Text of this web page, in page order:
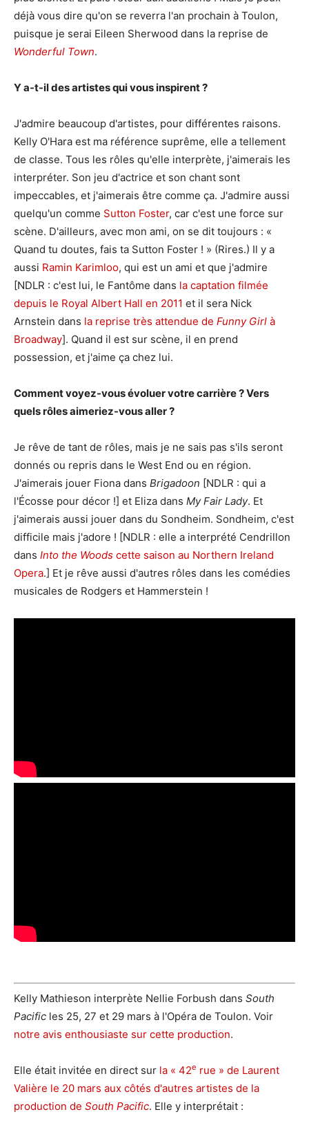
déjà vous dire qu'on se reverra l'an prochain à Toulon,
puisque je serai Eileen Sherwood dans la reprise de
Wonderful Town.
Y a-t-il des artistes qui vous inspirent ?
J'admire beaucoup d'artistes, pour différentes raisons.
Kelly O'Hara est ma référence suprême, elle a tellement
de classe. Tous les rôles qu'elle interprète, j'aimerais les
interpréter. Son jeu d'actrice et son chant sont
impeccables, et j'aimerais être comme ça. J'admire aussi
quelqu'un comme Sutton Foster, car c'est une force sur
scène. D'ailleurs, avec mon ami, on se dit toujours : «
Quand tu doutes, fais ta Sutton Foster ! » (Rires.) Il y a
aussi Ramin Karimloo, qui est un ami et que j'admire
[NDLR : c'est lui, le Fantôme dans la captation filmée
depuis le Royal Albert Hall en 2011 et il sera Nick
Arnstein dans la reprise très attendue de Funny Girl à
Broadway]. Quand il est sur scène, il en prend
possession, et j'aime ça chez lui.
Comment voyez-vous évoluer votre carrière ? Vers
quels rôles aimeriez-vous aller ?
Je rêve de tant de rôles, mais je ne sais pas s'ils seront
donnés ou repris dans le West End ou en région.
J'aimerais jouer Fiona dans Brigadoon [NDLR : qui a
l'Écosse pour décor !] et Eliza dans My Fair Lady. Et
j'aimerais aussi jouer dans du Sondheim. Sondheim, c'est
difficile mais j'adore ! [NDLR : elle a interprété Cendrillon
dans Into the Woods cette saison au Northern Ireland
Opera.] Et je rêve aussi d'autres rôles dans les comédies
musicales de Rodgers et Hammerstein !
Kelly Mathieson interprète Nellie Forbush dans South
Pacific les 25, 27 et 29 mars à l'Opéra de Toulon. Voir
notre avis enthousiaste sur cette production.
Elle était invitée en direct sur la « 42e rue » de Laurent
Valière le 20 mars aux côtés d'autres artistes de la
production de South Pacific. Elle y interprétait :